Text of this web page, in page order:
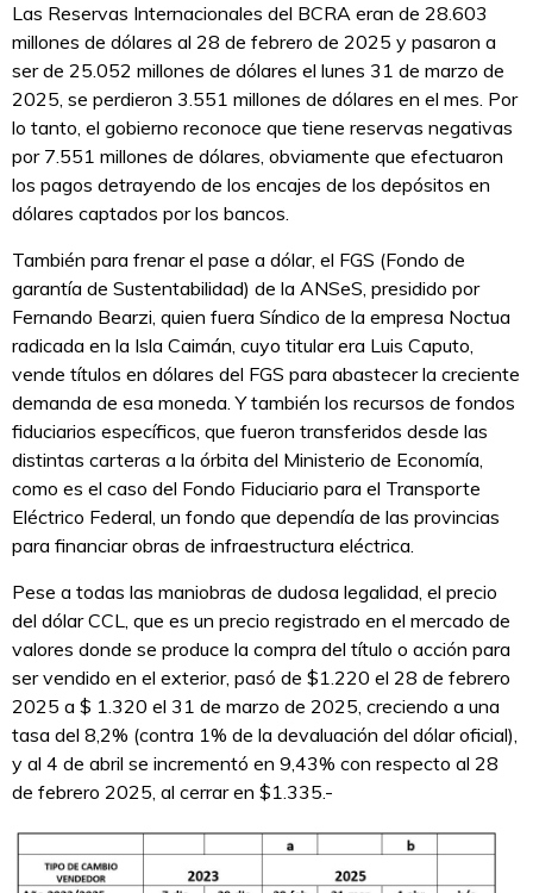
Las Reservas Internacionales del BCRA eran de 28.603
millones de dólares al 28 de febrero de 2025 y pasaron a
ser de 25.052 millones de dólares el lunes 31 de marzo de
2025, se perdieron 3.551 millones de dólares en el mes. Por
lo tanto, el gobierno reconoce que tiene reservas negativas
por 7.551 millones de dólares, obviamente que efectuaron
los pagos detrayendo de los encajes de los depósitos en
dólares captados por los bancos.
También para frenar el pase a dólar, el FGS (Fondo de
garantía de Sustentabilidad) de la ANSeS, presidido por
Fernando Bearzi, quien fuera Síndico de la empresa Noctua
radicada en la Isla Caimán, cuyo titular era Luis Caputo,
vende títulos en dólares del FGS para abastecer la creciente
demanda de esa moneda. Y también los recursos de fondos
fiduciarios específicos, que fueron transferidos desde las
distintas carteras a la órbita del Ministerio de Economía,
como es el caso del Fondo Fiduciario para el Transporte
Eléctrico Federal, un fondo que dependía de las provincias
para financiar obras de infraestructura eléctrica.
Pese a todas las maniobras de dudosa legalidad, el precio
del dólar CCL, que es un precio registrado en el mercado de
valores donde se produce la compra del título o acción para
ser vendido en el exterior, pasó de $1.220 el 28 de febrero
2025 a $ 1.320 el 31 de marzo de 2025, creciendo a una
tasa del 8,2% (contra 1% de la devaluación del dólar oficial),
y al 4 de abril se incrementó en 9,43% con respecto al 28
de febrero 2025, al cerrar en $1.335.-